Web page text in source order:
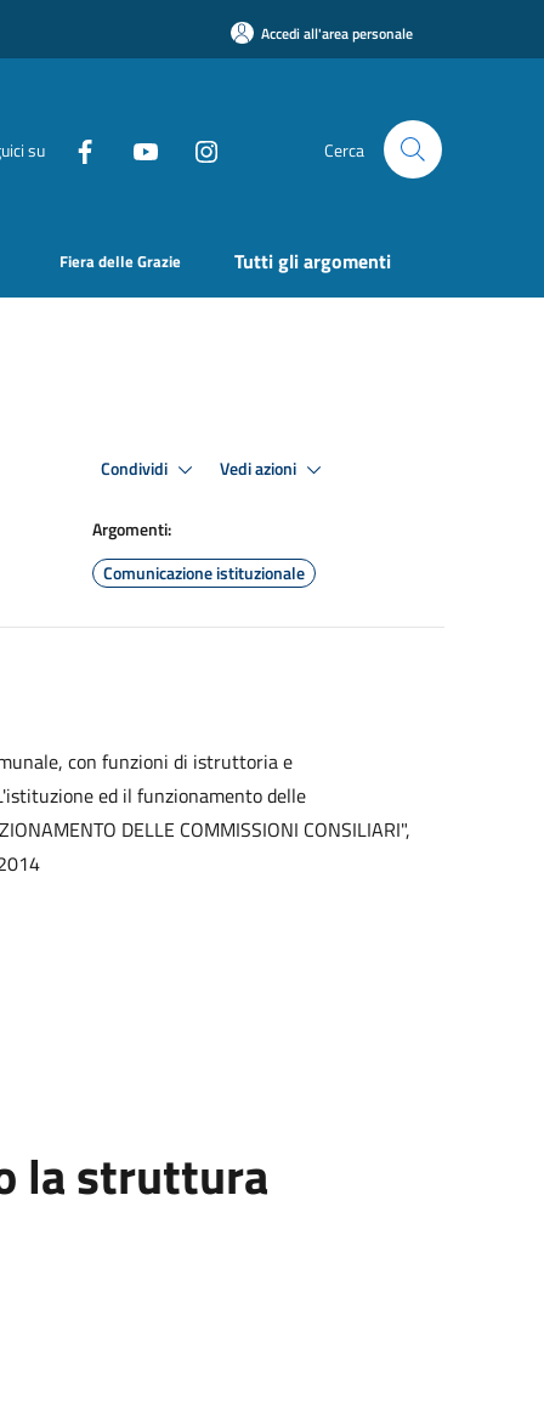
Accedi all'area personale
su Cerca
Fiera delle Grazie Tutti gli argomenti
Condividi Vedi azioni
Argomenti:
Comunicazione istituzionale
con funzioni di istruttoria e
ed il funzionamento delle
DELLE COMMISSIONI CONSILIARI",
la struttura